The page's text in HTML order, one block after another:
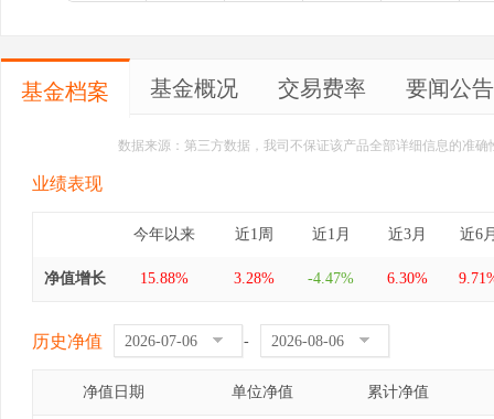
基金档案 基金概况 交易费率 要闻公告
数据来源：第三方数据，我司不保证该产品全部详细信息的准
业绩表现
今年以来 近1周 近1月 近3月 近6
净值增长 15.88% 3.28% -4.47% 6.30%
历史净值 -
净值日期 单位净值 累计净值